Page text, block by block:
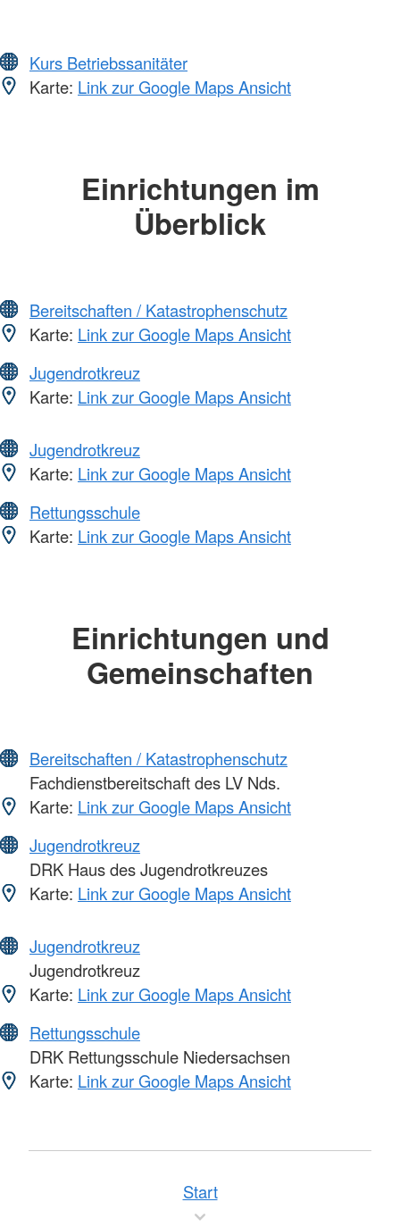
Kurs Betriebssanitäter
Karte: Link zur Google Maps Ansicht
Einrichtungen im
Überblick
Bereitschaften / Katastrophenschutz
Karte: Link zur Google Maps Ansicht
Jugendrotkreuz
Karte: Link zur Google Maps Ansicht
Jugendrotkreuz
Karte: Link zur Google Maps Ansicht
Rettungsschule
Karte: Link zur Google Maps Ansicht
Einrichtungen und
Gemeinschaften
Bereitschaften / Katastrophenschutz
Fachdienstbereitschaft des LV Nds.
Karte: Link zur Google Maps Ansicht
Jugendrotkreuz
DRK Haus des Jugendrotkreuzes
Karte: Link zur Google Maps Ansicht
Jugendrotkreuz
Jugendrotkreuz
Karte: Link zur Google Maps Ansicht
Rettungsschule
DRK Rettungsschule Niedersachsen
Karte: Link zur Google Maps Ansicht
Start